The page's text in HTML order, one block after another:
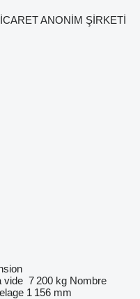
ANONİM ŞİRKETİ
vide 7 200 kg Nombre
1 156 mm